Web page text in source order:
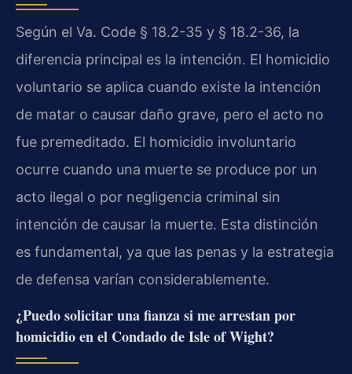
Según el Va. Code § 18.2-35 y § 18.2-36, la
diferencia principal es la intención. El homicidio
voluntario se aplica cuando existe la intención
de matar o causar daño grave, pero el acto no
fue premeditado. El homicidio involuntario
ocurre cuando una muerte se produce por un
acto ilegal o por negligencia criminal sin
intención de causar la muerte. Esta distinción
es fundamental, ya que las penas y la estrategia
de defensa varían considerablemente.
¿Puedo solicitar una fianza si me arrestan por
homicidio en el Condado de Isle of Wight?